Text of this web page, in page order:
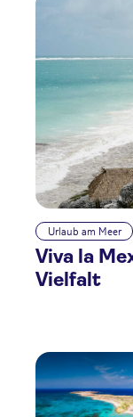
Urlaub am Meer
Viva la
Vielfalt